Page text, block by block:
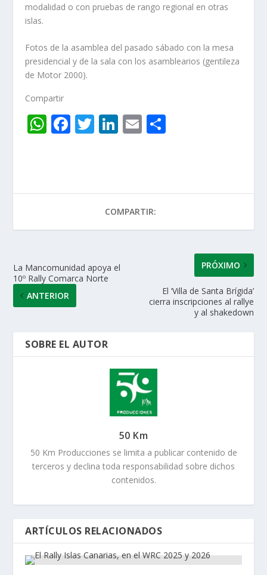
modalidad o con pruebas de rango regional en otras
islas.
Fotos de la asamblea del pasado sábado con la mesa
presidencial y de la sala con los asamblearios (gentileza
de Motor 2000).
Compartir
W
A
p
F
o
k
T Li
dI
n
E
ar
r
COMPARTIR:
La Mancomunidad apoya el
10º Rally Comarca Norte
ANTERIOR
PRÓXIMO
El ‘Villa de Santa Brígida’
cierra inscripciones al rallye
y al shakedown
SOBRE EL AUTOR
50 Km
50 Km Producciones se limita a publicar contenido de
terceros y declina toda responsabilidad sobre dichos
contenidos.
ARTÍCULOS RELACIONADOS